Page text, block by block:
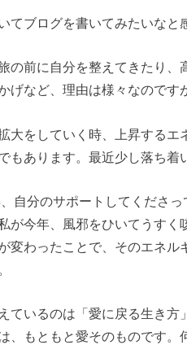
てブログを書いてみたいなと
の前に自分を整えてきたり
げなど、理由は様々なのです
大をしていく時、上昇する
もあります。最近少し落ち着
自分のサポートしてくださ
が今年、風邪をひいてうす
変わったことで、そのエネ
ているのは「愛に戻る生き方
、もともと愛そのものです